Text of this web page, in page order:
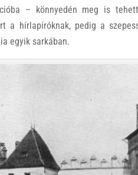
– könnyedén meg is
a hírlapíróknak, pedig a
egyik sarkában.